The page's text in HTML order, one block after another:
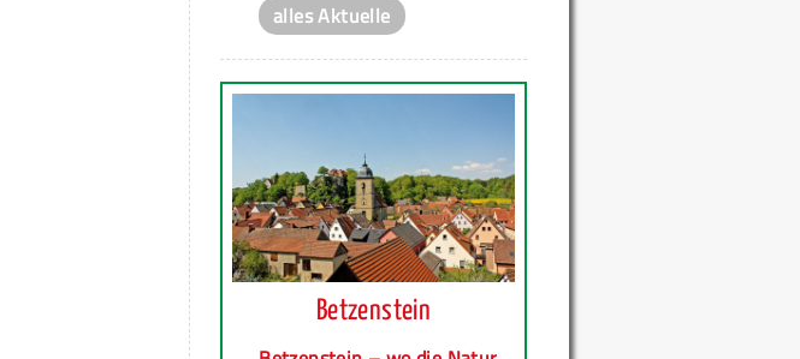
alles Aktuelle
Betzenstein